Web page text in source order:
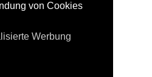
von Cookies
Werbung